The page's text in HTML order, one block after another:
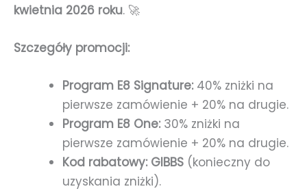
kwietnia 2026 roku. 🚀
Szczegóły promocji:
Program E8 Signature:40% zniżki na
pierwsze zamówienie + 20% na drugie.
Program E8 One:30% zniżki na
pierwsze zamówienie + 20% na drugie.
Kod rabatowy: GIBBS (konieczny do
uzyskania zniżki).